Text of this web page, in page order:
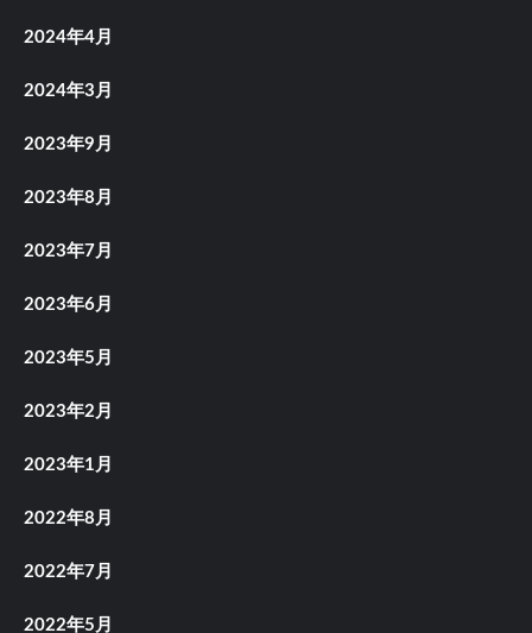
2024年4月
2024年3月
2023年9月
2023年8月
2023年7月
2023年6月
2023年5月
2023年2月
2023年1月
2022年8月
2022年7月
2022年5月